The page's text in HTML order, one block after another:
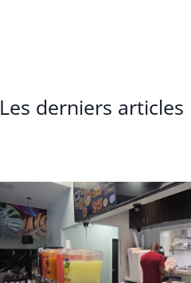
Les derniers articles